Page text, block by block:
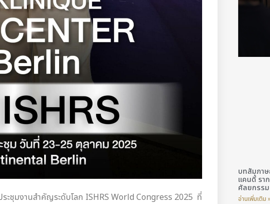
ะชุมงานสำคัญระดับโลก ISHRS World Congress 2025 ที่
บทสัมภา
แคนดี้ รา
ศัลยกรร
อ่านเพิ่มเติม